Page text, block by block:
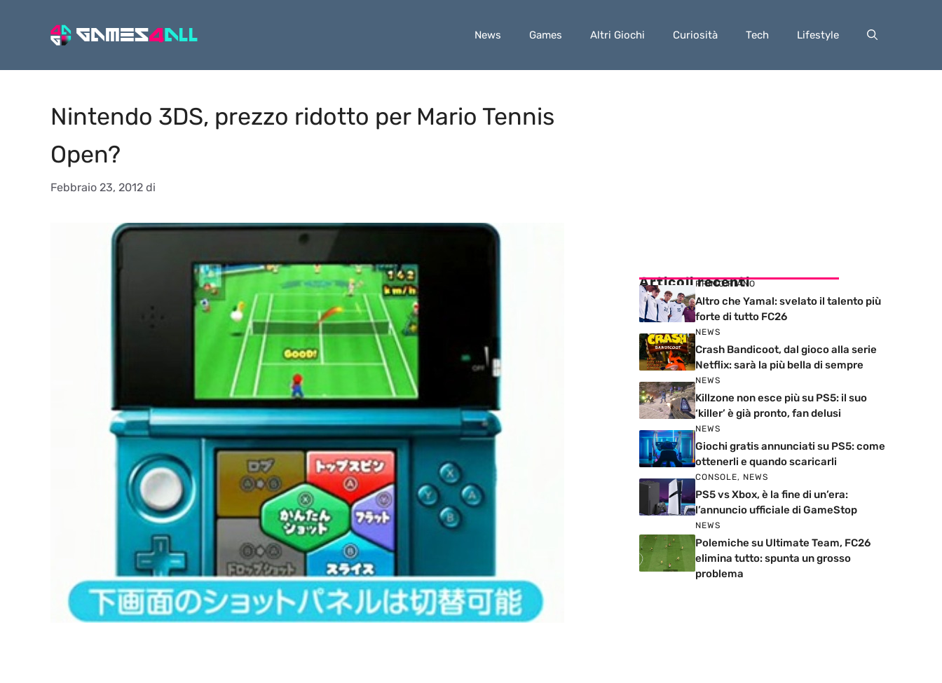
News Games Altri Giochi Curiosità Tech Lifestyle
Nintendo 3DS, prezzo ridotto per Mario Tennis
Open?
Febbraio 23, 2012 di
Articoli recenti
PRIMO PIANO
Altro che Yamal: svelato il talento più
forte di tutto FC26
NEWS
Crash Bandicoot, dal gioco alla serie
Netflix: sarà la più bella di sempre
NEWS
Killzone non esce più su PS5: il suo
‘killer’ è già pronto, fan delusi
NEWS
Giochi gratis annunciati su PS5: come
ottenerli e quando scaricarli
CONSOLE, NEWS
PS5 vs Xbox, è la fine di un’era:
l’annuncio ufficiale di GameStop
NEWS
Polemiche su Ultimate Team, FC26
elimina tutto: spunta un grosso
problema